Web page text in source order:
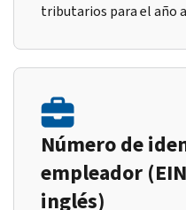
tributarios para el año
Número de
empleador
inglés)